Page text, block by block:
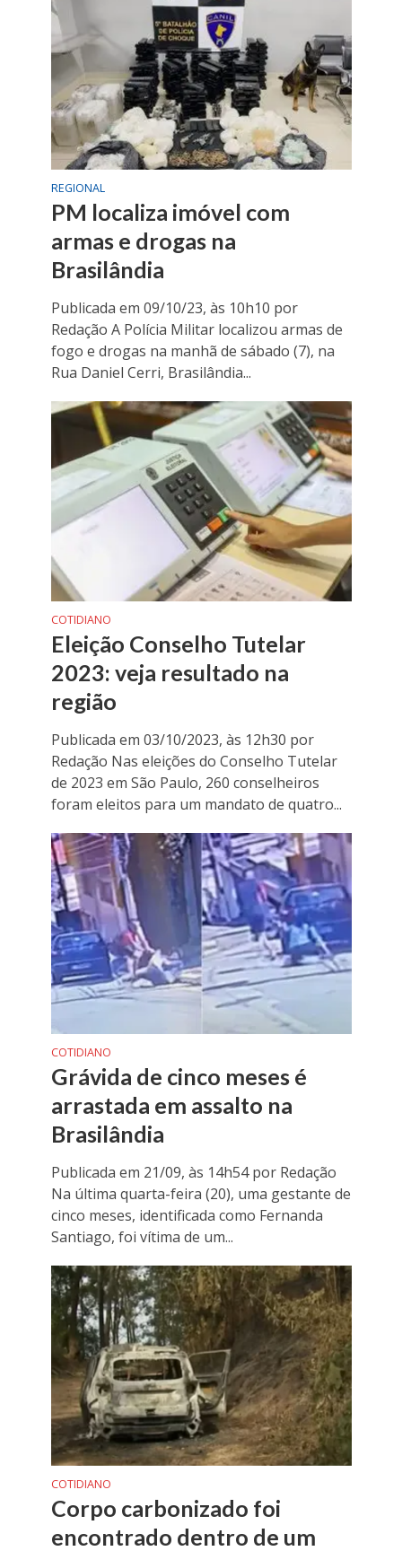
REGIONAL
PM localiza imóvel com
armas e drogas na
Brasilândia
Publicada em 09/10/23, às 10h10 por
Redação A Polícia Militar localizou armas de
fogo e drogas na manhã de sábado (7), na
Rua Daniel Cerri, Brasilândia...
COTIDIANO
Eleição Conselho Tutelar
2023: veja resultado na
região
Publicada em 03/10/2023, às 12h30 por
Redação Nas eleições do Conselho Tutelar
de 2023 em São Paulo, 260 conselheiros
foram eleitos para um mandato de quatro...
COTIDIANO
Grávida de cinco meses é
arrastada em assalto na
Brasilândia
Publicada em 21/09, às 14h54 por Redação
Na última quarta-feira (20), uma gestante de
cinco meses, identificada como Fernanda
Santiago, foi vítima de um...
COTIDIANO
Corpo carbonizado foi
encontrado dentro de um